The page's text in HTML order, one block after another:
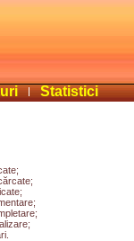
Statistici